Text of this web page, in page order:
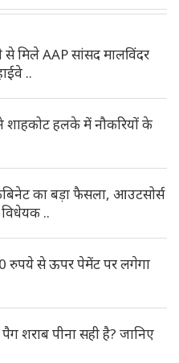
से मिले AAP सांसद मालविंदर
..
शाहकोट हलके में नौकरियों के
का बड़ा फैसला, आउटसोर्स
विधेयक ..
रुपये से ऊपर पेमेंट पर लगेगा
शराब पीना सही है? जानिए